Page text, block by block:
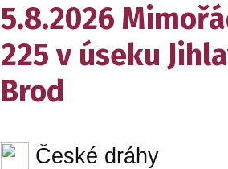
5.8.2026
225 v úseku
Brod
České dráhy